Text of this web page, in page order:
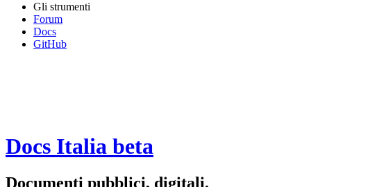
Gli strumenti
Forum
Docs
GitHub
Docs Italia beta
Documenti pubblici, digitali.